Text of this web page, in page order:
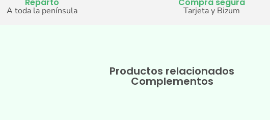
A toda la península Tarjeta y Bizum
Productos relacionados
Complementos